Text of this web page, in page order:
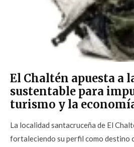
El Chaltén apuesta a
sustentable para
turismo y la
La localidad santacruceña de El
fortaleciendo su perfil como destino